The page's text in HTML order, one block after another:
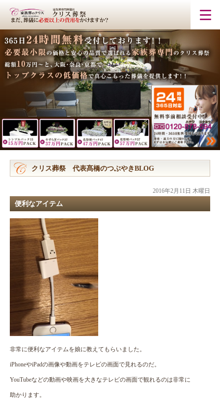
クリス葬祭 代表髙橋のつぶやきBLOG
2016年2月11日 木曜日
便利なアイテム
非常に便利なアイテムを娘に教えてもらいました。
iPhoneやiPadの画像や動画をテレビの画面で見れるのだ。
YouTubeなどの動画や映画を大きなテレビの画面で観れるのは非常に
助かります。